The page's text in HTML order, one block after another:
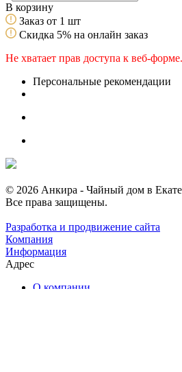
В корзину
Заказ от 1 шт
Скидка 5% на онлайн заказ
Не хватает прав доступа к веб-форме.
Персональные рекомендации
© 2026 Анкира - Чайный дом в
Все права защищены.
Разработка и продвижение сайта
Компания
Информация
Адрес
О компании